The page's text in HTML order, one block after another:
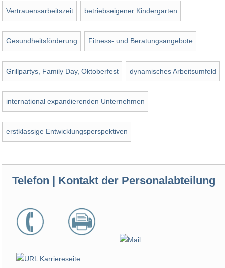
Vertrauensarbeitszeit betriebseigener Kindergarten
Gesundheitsförderung Fitness- und Beratungsangebote
Grillpartys, Family Day, Oktoberfest dynamisches Arbeitsumfeld
international expandierenden Unternehmen
erstklassige Entwicklungsperspektiven
Telefon | Kontakt der Personalabteilung